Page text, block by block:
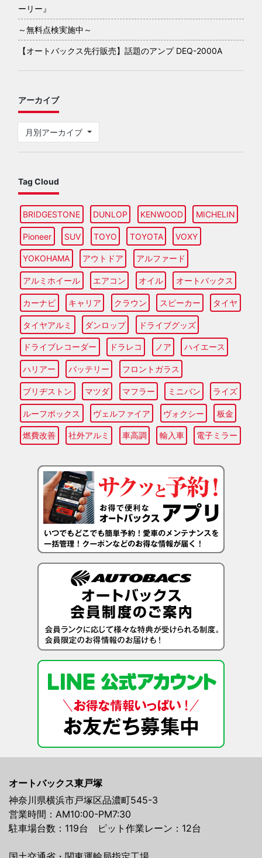
ーリー』
～無料点検実施中～
【オートバックス先行販売】話題のアンプ DEQ-2000A
アーカイブ
月別アーカイブ
Tag Cloud
BRIDGESTONE DUNLOP KENWOOD MICHELIN
Pioneer SUV TOYO TOYOTA VOXY
YOKOHAMA アウトドア アルファード
アルミホイール エアコン オイル オートバックス
カーナビ キャリア クラウン スピーカー タイヤ
タイヤアルミ ダンロップ ドライブグッズ
ドライブレコーダー ドラレコ ノア ハイエース
ハリアー バッテリー フロントガラス
ブリヂストン マツダ マフラー ミニバン ライズ
ルーフボックス ヴェルファイア ヴォクシー 板金
燃費改善 社外アルミ 車高調 輸入車 電子ミラー
オートバックス東戸塚
神奈川県横浜市戸塚区品濃町545-3
営業時間：AM10:00-PM7:30
駐車場台数：119台 ピット作業レーン：12台